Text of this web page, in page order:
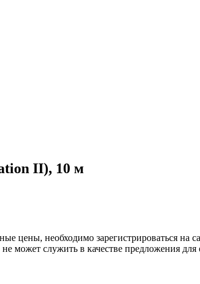
II), 10 м
цены, необходимо зарегистрироваться на
может служить в качестве предложения